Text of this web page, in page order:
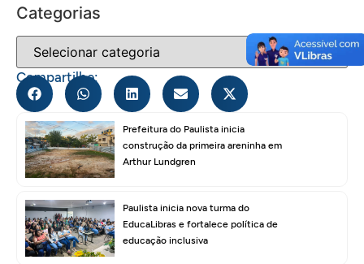
Categorias
Compartilhe:
Prefeitura do Paulista inicia
construção da primeira areninha em
Arthur Lundgren
Paulista inicia nova turma do
EducaLibras e fortalece política de
educação inclusiva